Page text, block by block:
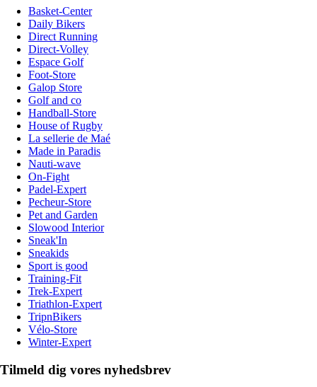
Basket-Center
Daily Bikers
Direct Running
Direct-Volley
Espace Golf
Foot-Store
Galop Store
Golf and co
Handball-Store
House of Rugby
La sellerie de Maé
Made in Paradis
Nauti-wave
On-Fight
Padel-Expert
Pecheur-Store
Pet and Garden
Slowood Interior
Sneak'In
Sneakids
Sport is good
Training-Fit
Trek-Expert
Triathlon-Expert
TripnBikers
Vélo-Store
Winter-Expert
Tilmeld dig vores nyhedsbrev